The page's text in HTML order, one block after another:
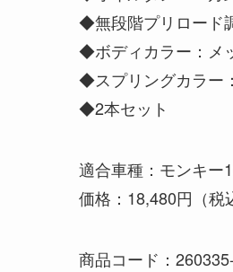
◆無段階プリロード
◆ボディカラー：メ
◆スプリングカラー
◆2本セット
適合車種：モンキー
価格：18,480円（税
商品コード：